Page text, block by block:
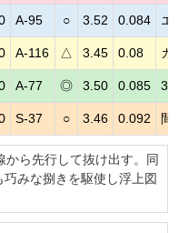
A-95 ○ 3.52 0.084 エ
A-116 △ 3.45 0.08 カ
A-77 ◎ 3.50 0.085 30
S-37 ○ 3.46 0.092 間
から先行して抜け出す。同
みな捌きを駆使し浮上図